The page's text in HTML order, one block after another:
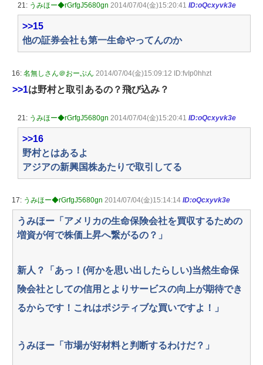
21: うみほー◆rGrfgJ5680gn 2014/07/04(金)15:20:41 ID:oQcxyvk3e
>>15
他の証券会社も第一生命やってんのか
16: 名無しさん＠おーぷん 2014/07/04(金)15:09:12 ID:fvIp0hhzt
>>1は野村と取引あるの？飛び込み？
21: うみほー◆rGrfgJ5680gn 2014/07/04(金)15:20:41 ID:oQcxyvk3e
>>16
野村とはあるよ
アジアの新興国株あたりで取引してる
17: うみほー◆rGrfgJ5680gn 2014/07/04(金)15:14:14 ID:oQcxyvk3e
うみほー「アメリカの生命保険会社を買収するための
増資が何で株価上昇へ繋がるの？」
新人？「あっ！(何かを思い出したらしい)当然生命保
険会社としての信用とよりサービスの向上が期待でき
るからです！これはポジティブな買いですよ！」
うみほー「市場が好材料と判断するわけだ？」